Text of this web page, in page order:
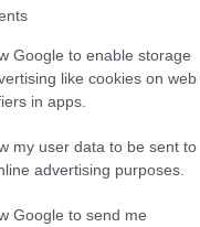
Google to enable storage
like cookies on
in apps.
my user data to be sent to
advertising purposes.
Google to send me
ο δρόμος για να
καθώς έλεγε.
του
· λάτρευε τα έργα του
του
και